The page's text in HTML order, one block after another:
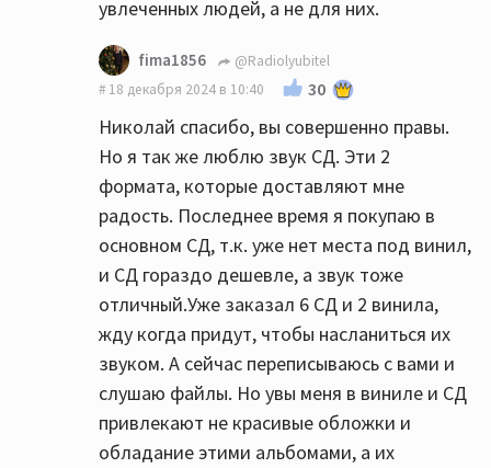
увлеченных людей, а не для них.
fima1856
@Radiolyubitel
18 декабря 2024 в 10:40
30
Николай спасибо, вы совершенно правы.
Но я так же люблю звук СД. Эти 2
формата, которые доставляют мне
радость. Последнее время я покупаю в
основном СД, т.к. уже нет места под винил,
и СД гораздо дешевле, а звук тоже
отличный.Уже заказал 6 СД и 2 винила,
жду когда придут, чтобы насланиться их
звуком. А сейчас переписываюсь с вами и
слушаю файлы. Но увы меня в виниле и СД
привлекают не красивые обложки и
обладание этими альбомами, а их